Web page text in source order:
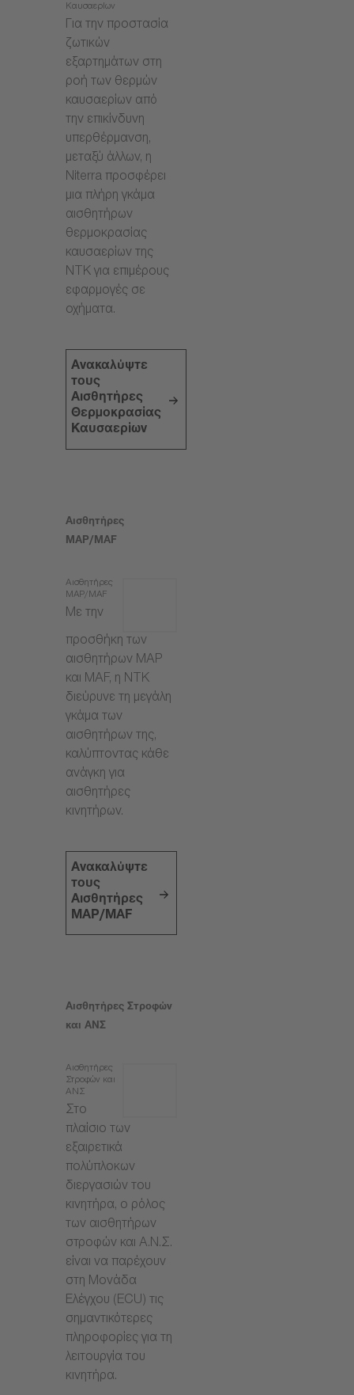
Καυσαερίων
Για την προστασία
ζωτικών
εξαρτημάτων στη
ροή των θερμών
καυσαερίων από
την επικίνδυνη
υπερθέρμανση,
μεταξύ άλλων, η
Niterra προσφέρει
μια πλήρη γκάμα
αισθητήρων
θερμοκρασίας
καυσαερίων της
NTK για επιμέρους
εφαρμογές σε
οχήματα.
Ανακαλύψτε
τους
Αισθητήρες
Θερμοκρασίας
Καυσαερίων
Αισθητήρες
MAP/MAF
Αισθητήρες
MAP/MAF
Με την
προσθήκη των
αισθητήρων MAP
και MAF, η NTK
διεύρυνε τη μεγάλη
γκάμα των
αισθητήρων της,
καλύπτοντας κάθε
ανάγκη για
αισθητήρες
κινητήρων.
Ανακαλύψτε
τους
Αισθητήρες
MAP/MAF
Αισθητήρες Στροφών
και ΑΝΣ
Αισθητήρες
Στροφών και
ΑΝΣ
Στο
πλαίσιο των
εξαιρετικά
πολύπλοκων
διεργασιών του
κινητήρα, ο ρόλος
των αισθητήρων
στροφών και Α.Ν.Σ.
είναι να παρέχουν
στη Μονάδα
Ελέγχου (ECU) τις
σημαντικότερες
πληροφορίες για τη
λειτουργία του
κινητήρα.